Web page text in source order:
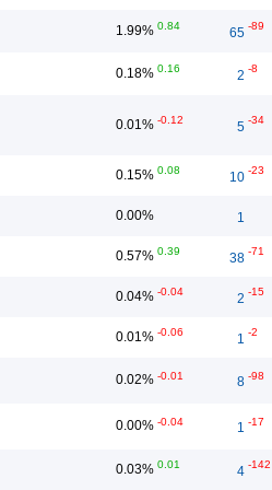
1.99% 0.84 65 -89
0.18% 0.16 2 -8
0.01% -0.12 5 -34
0.15% 0.08 10 -23
0.00% 1
0.57% 0.39 38 -71
0.04% -0.04 2 -15
0.01% -0.06 1 -2
0.02% -0.01 8 -98
0.00% -0.04 1 -17
0.03% 0.01 4 -142